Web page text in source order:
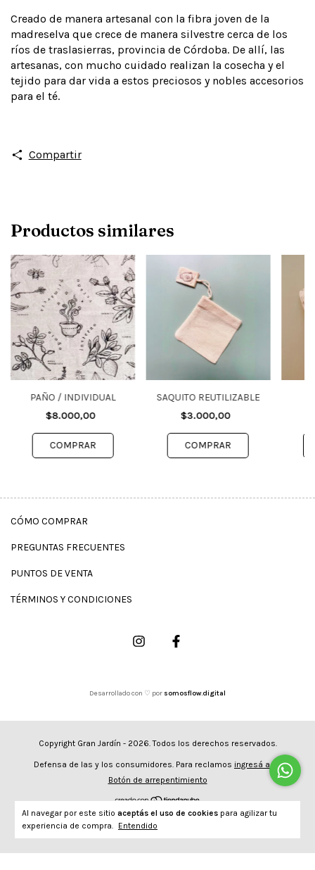
Al navegar por este sitio aceptás el uso de cookies para agilizar tu
experiencia de compra. Entendido
Creado de manera artesanal con la fibra joven de la
madreselva que crece de manera silvestre cerca de los
ríos de traslasierras, provincia de Córdoba. De allí, las
artesanas, con mucho cuidado realizan la cosecha y el
tejido para dar vida a estos preciosos y nobles accesorios
para el té.
Compartir
Productos similares
PAÑO / INDIVIDUAL
$8.000,00
SAQUITO REUTILIZABLE
$3.000,00
CÓMO COMPRAR
PREGUNTAS FRECUENTES
PUNTOS DE VENTA
TÉRMINOS Y CONDICIONES
Desarrollado con ♡ por somosflow.digital
Copyright Gran Jardín - 2026. Todos los derechos reservados.
Defensa de las y los consumidores. Para reclamos ingresá acá.
Botón de arrepentimiento